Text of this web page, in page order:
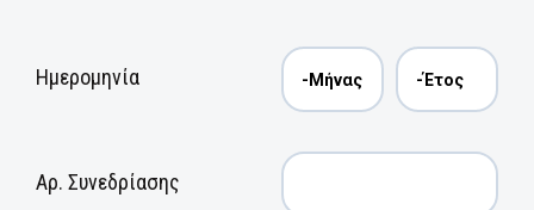
Ημερομηνία
Αρ. Συνεδρίασης